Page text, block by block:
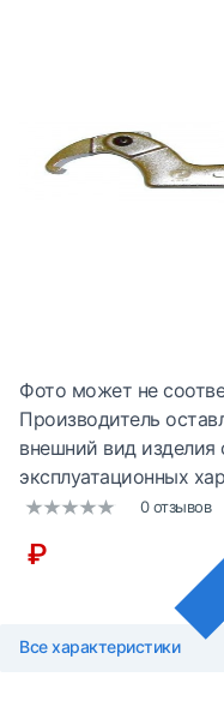
Фото может не
Производитель
внешний вид изделия
эксплуатационных
0 отзывов
₽
Все характеристики